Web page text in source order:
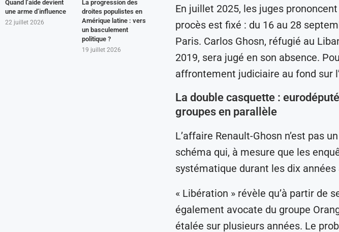
En juillet 2025, les juges
procès est fixé : du 16 au 28
Paris. Carlos Ghosn, réfugié au
2019, sera jugé en son absence.
affrontement judiciaire au fond sur
La double casquette :
groupes en parallèle
L’affaire Renault-Ghosn n’est pas
schéma qui, à mesure que les
systématique durant les dix
« Libération » révèle qu’à partir de
également avocate du groupe
étalée sur plusieurs années. Le
Quand l’aide devient
une arme d’influence
22 juillet 2026
La progression des
droites populistes en
Amérique latine : vers
un basculement
politique ?
19 juillet 2026